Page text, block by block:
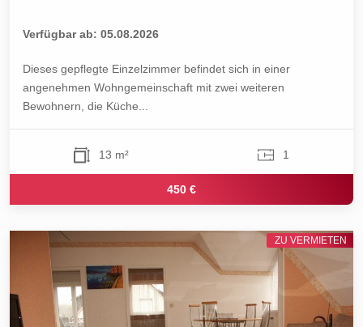
Verfügbar ab: 05.08.2026
Dieses gepflegte Einzelzimmer befindet sich in einer
angenehmen Wohngemeinschaft mit zwei weiteren
Bewohnern, die Küche...
13 m² 1
450 €
ZU VERMIETEN